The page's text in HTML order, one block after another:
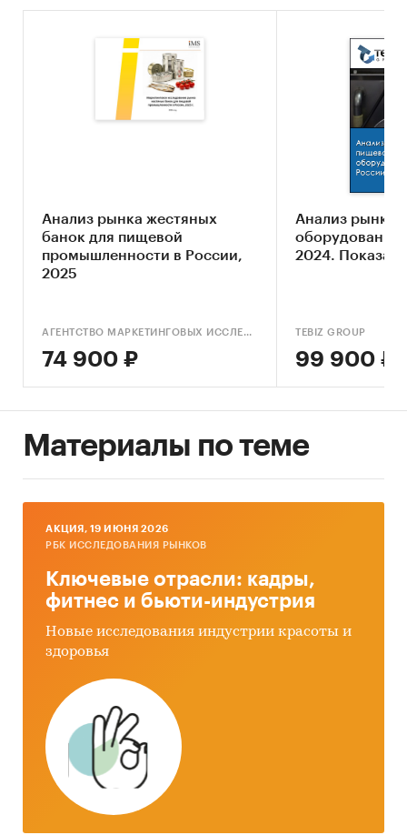
себестоимости.
Промышленность
промышленность
Пищевое оборудование
Анализ рынка жестяных
банок для пищевой
промышленности в России,
2025
АГЕНТСТВО МАРКЕТИНГОВЫХ ИССЛЕДОВАНИЙ IMS
74 900 ₽
Анализ рынка
оборудования
2024.
TEBIZ GROUP
99 900 ₽
Материалы по теме
AКЦИЯ, 19 ИЮНЯ 2026
РБК ИССЛЕДОВАНИЯ РЫНКОВ
Ключевые отрасли: кадры,
фитнес и бьюти-индустрия
Новые исследования индустрии красоты и
здоровья